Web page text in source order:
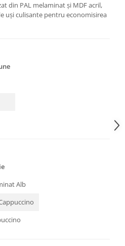
din PAL melaminat și MDF acril,
uși culisante pentru economisirea
Alb